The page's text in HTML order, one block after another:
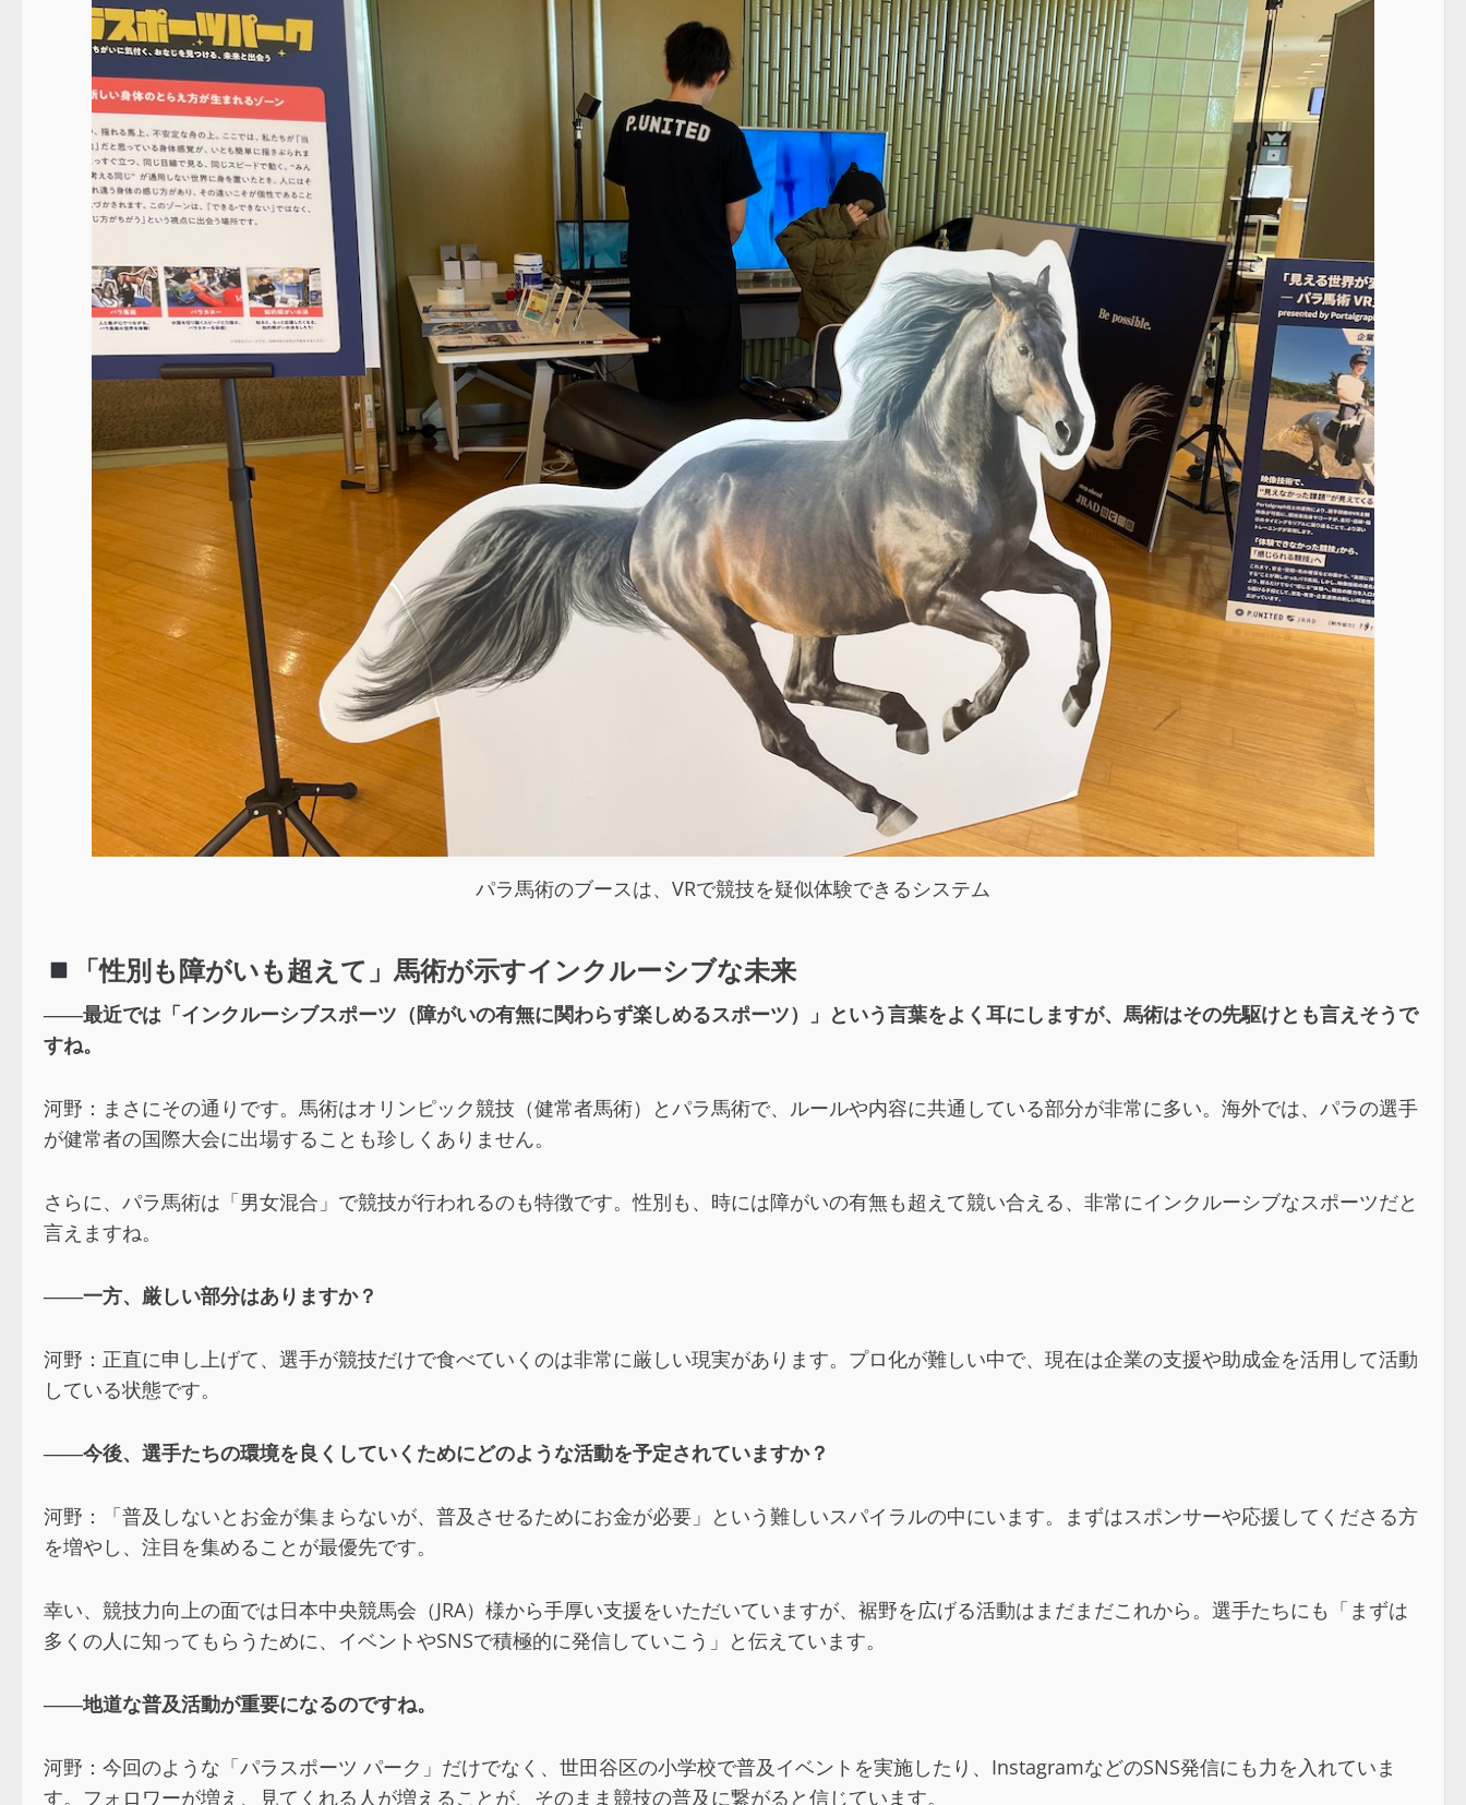
パラ馬術のブースは、VRで競技を疑似体験できるシステム
「性別も障がいも超えて」馬術が示すインクルーシブな未来
――最近では「インクルーシブスポーツ（障がいの有無に関わらず楽しめるスポーツ）」という言葉をよく耳にしますが、馬術はその先駆けとも言えそうで
すね。
河野：まさにその通りです。馬術はオリンピック競技（健常者馬術）とパラ馬術で、ルールや内容に共通している部分が非常に多い。海外では、パラの選手
が健常者の国際大会に出場することも珍しくありません。
さらに、パラ馬術は「男女混合」で競技が行われるのも特徴です。性別も、時には障がいの有無も超えて競い合える、非常にインクルーシブなスポーツだと
言えますね。
――一方、厳しい部分はありますか？
河野：正直に申し上げて、選手が競技だけで食べていくのは非常に厳しい現実があります。プロ化が難しい中で、現在は企業の支援や助成金を活用して活動
している状態です。
――今後、選手たちの環境を良くしていくためにどのような活動を予定されていますか？
河野：「普及しないとお金が集まらないが、普及させるためにお金が必要」という難しいスパイラルの中にいます。まずはスポンサーや応援してくださる方
を増やし、注目を集めることが最優先です。
幸い、競技力向上の面では日本中央競馬会（JRA）様から手厚い支援をいただいていますが、裾野を広げる活動はまだまだこれから。選手たちにも「まずは
多くの人に知ってもらうために、イベントやSNSで積極的に発信していこう」と伝えています。
――地道な普及活動が重要になるのですね。
河野：今回のような「パラスポーツ パーク」だけでなく、世田谷区の小学校で普及イベントを実施したり、InstagramなどのSNS発信にも力を入れていま
す。フォロワーが増え、見てくれる人が増えることが、そのまま競技の普及に繋がると信じています。